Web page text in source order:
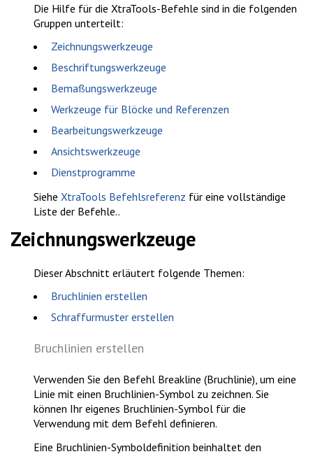
Die Hilfe für die XtraTools-Befehle sind in die folgenden
Gruppen unterteilt:
Zeichnungswerkzeuge
Beschriftungswerkzeuge
Bemaßungswerkzeuge
Werkzeuge für Blöcke und Referenzen
Bearbeitungswerkzeuge
Ansichtswerkzeuge
Dienstprogramme
Siehe XtraTools Befehlsreferenz für eine vollständige
Liste der Befehle..
Zeichnungswerkzeuge
Dieser Abschnitt erläutert folgende Themen:
Bruchlinien erstellen
Schraffurmuster erstellen
Bruchlinien erstellen
Verwenden Sie den Befehl Breakline (Bruchlinie), um eine
Linie mit einen Bruchlinien-Symbol zu zeichnen. Sie
können Ihr eigenes Bruchlinien-Symbol für die
Verwendung mit dem Befehl definieren.
Eine Bruchlinien-Symboldefinition beinhaltet den